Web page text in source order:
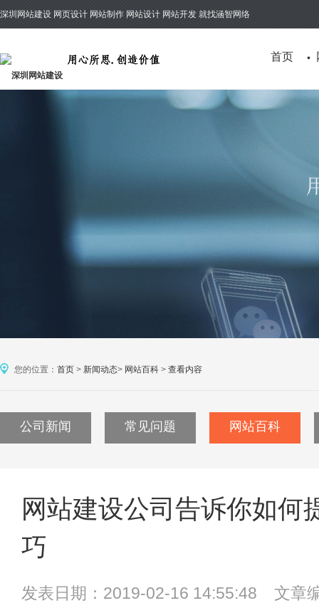
深圳网站建设 网页设计 网站制作 网站设计 网站开发 就找涵智网络
首页
您的位置： 首页 > 新闻动态> 网站百科 > 查看内容
公司新闻 常见问题 网站百科
网站建设公司告诉你如何
巧
发表日期：2019-02-16 14:55:48 文章